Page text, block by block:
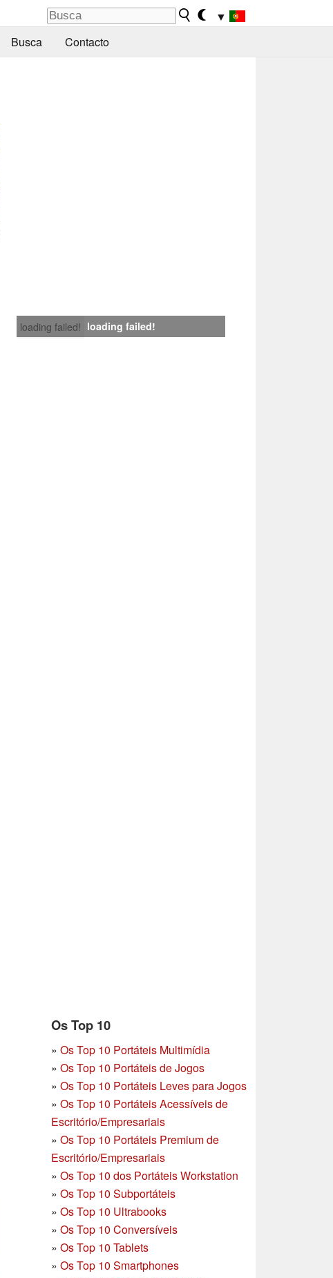
▼
Busca Contacto
loading failed! loading failed!
Os Top 10
» Os Top 10 Portáteis Multimídia
» Os Top 10 Portáteis de Jogos
» Os Top 10 Portáteis Leves para Jogos
» Os Top 10 Portáteis Acessíveis de
Escritório/Empresariais
» Os Top 10 Portáteis Premium de
Escritório/Empresariais
» Os Top 10 dos Portáteis Workstation
» Os Top 10 Subportáteis
» Os Top 10 Ultrabooks
» Os Top 10 Conversíveis
» Os Top 10 Tablets
» Os Top 10 Smartphones